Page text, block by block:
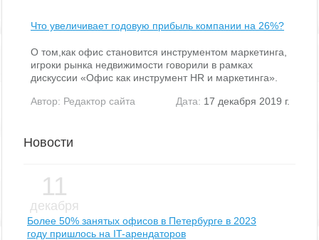
Что увеличивает годовую прибыль компании на 26%?
О том,как офис становится инструментом маркетинга,
игроки рынка недвижимости говорили в рамках
дискуссии «Офис как инструмент HR и маркетинга».
Автор: Редактор сайта Дата: 17 декабря 2019 г.
Новости
11
декабря
Более 50% занятых офисов в Петербурге в 2023
году пришлось на IT-арендаторов